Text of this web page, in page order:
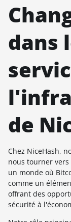
dans
de
Chez NiceHash,
nous tourner
un monde où
comme un
offrant des
sécurité à